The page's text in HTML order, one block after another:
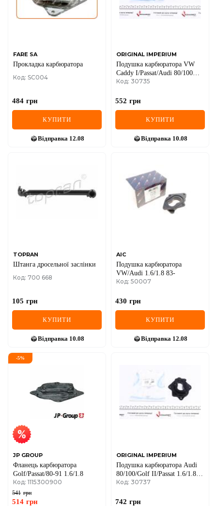
FARE SA
Прокладка карбюратора
Код: SC004
484 грн
КУПИТИ
Відправка 12.08
ORIGINAL IMPERIUM
Подушка карбюратора VW
Caddy I/Passat/Audi 80/100
1.3-1.8 -92
Код: 30735
552 грн
КУПИТИ
Відправка 10.08
TOPRAN
Штанга дросельної заслінки
Код: 700 668
105 грн
КУПИТИ
Відправка 10.08
AIC
Подушка карбюратора
VW/Audi 1.6/1.8 83-
Код: 50007
430 грн
КУПИТИ
Відправка 12.08
-5%
JP GROUP
Фланець карбюратора
Golf/Passat/80-91 1.6/1.8
Код: 1115300900
541 грн
514 грн
ORIGINAL IMPERIUM
Подушка карбюратора Audi
80/100/Golf II/Passat 1.6/1.8
68-92
Код: 30737
742 грн